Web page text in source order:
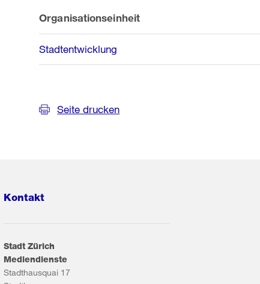
Organisationseinheit
Stadtentwicklung
Seite drucken
Kontakt
Stadt Zürich
Mediendienste
Stadthausquai 17